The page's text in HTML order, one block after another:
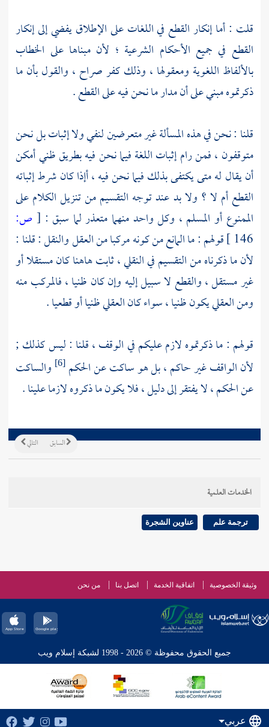
قلت : أما إنكار القطع في اللغات على الإطلاق يفضي إلى إنكار
القطع في جميع الأحكام الشرعية ؛ لأن مبناها على الخطاب
بالألفاظ اللغوية ومعقولها ، وذلك كفر صراح ، والقول بأن ما
ذكرتموه مبني على أن مدار ما نحن فيه على القطع .
قلنا : نحن في هذه المسألة غير متعرضين لنفي ولا إثبات بل نحن
متوقفون ، فمن رام إثبات اللغة فيما نحن فيه بطريق ظني أمكن
أن يقال له متى يكتفى بذلك فيما نحن فيه ، أإذا كان شرط إثباته
القطع أم لا ؟ ولا بد عند توجه التقسيم من تنزيل الكلام على
الممنوع أو المسلم ، وكل واحد منهما متعذر لما سبق : [ ص:
146 ] قولهم : ما المانع من كونه مركبا من العقل والنقل : قلنا :
لأن ما ذكرناه من التقسيم في النقلي ، ثابت هاهنا كان مستقلا أو
غير مستقل ، والقطع لا سبيل إليه وإن كان ظنيا ، فالمركب منه
ومن العقلي يكون ظنيا ، سواء كان العقلي ظنيا أو قطعيا .
قولهم : ما ذكرتموه لازم عليكم في الوقف ، قلنا : ليس كذلك ;
لأن الواقف غير حاكم ، بل هو ساكت عن الحكم [6]
والساكت
عن الحكم ، لا يفتقر إلى دليل ، فلا يكون ما ذكروه لازما علينا .
التالي السابق
الخدمات العلمية
ترجمة علم عناوين الشجرة
وثيقة الخصوصية اتفاقية الخدمة اتصل بنا من نحن
جميع الحقوق محفوظة © 2026 - 1998 لشبكة إسلام ويب
عربي